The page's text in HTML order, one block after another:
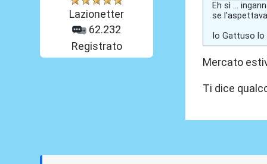
Lazionetter
62.232
Registrato
Eh sì ...
se
Io Gattuso
Mercato
Ti dice